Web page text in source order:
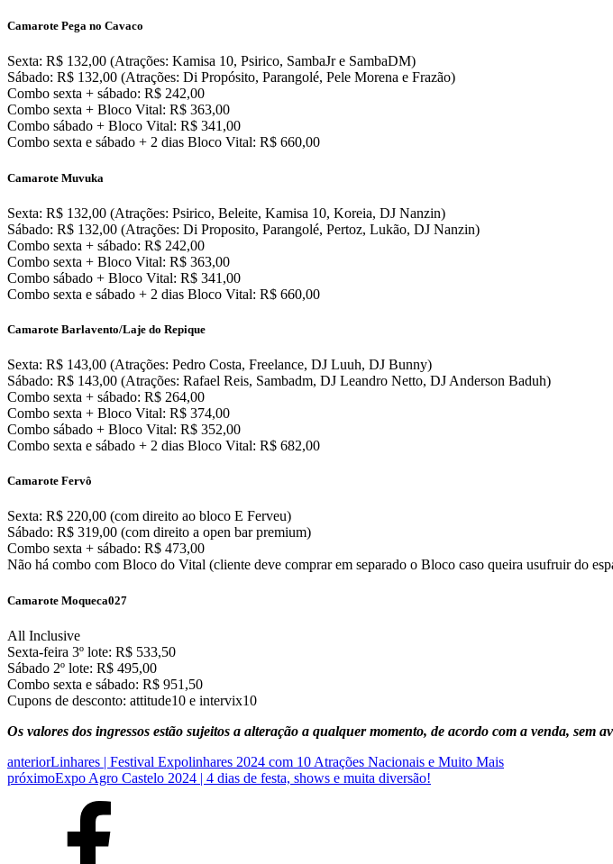
Camarote Pega no Cavaco
Sexta: R$ 132,00 (Atrações: Kamisa 10, Psirico, SambaJr e SambaDM)
Sábado: R$ 132,00 (Atrações: Di Propósito, Parangolé, Pele Morena e Frazão)
Combo sexta + sábado: R$ 242,00
Combo sexta + Bloco Vital: R$ 363,00
Combo sábado + Bloco Vital: R$ 341,00
Combo sexta e sábado + 2 dias Bloco Vital: R$ 660,00
Camarote Muvuka
Sexta: R$ 132,00 (Atrações: Psirico, Beleite, Kamisa 10, Koreia, DJ Nanzin)
Sábado: R$ 132,00 (Atrações: Di Proposito, Parangolé, Pertoz, Lukão, DJ Nanzin)
Combo sexta + sábado: R$ 242,00
Combo sexta + Bloco Vital: R$ 363,00
Combo sábado + Bloco Vital: R$ 341,00
Combo sexta e sábado + 2 dias Bloco Vital: R$ 660,00
Camarote Barlavento/Laje do Repique
Sexta: R$ 143,00 (Atrações: Pedro Costa, Freelance, DJ Luuh, DJ Bunny)
Sábado: R$ 143,00 (Atrações: Rafael Reis, Sambadm, DJ Leandro Netto, DJ Anderson Baduh)
Combo sexta + sábado: R$ 264,00
Combo sexta + Bloco Vital: R$ 374,00
Combo sábado + Bloco Vital: R$ 352,00
Combo sexta e sábado + 2 dias Bloco Vital: R$ 682,00
Camarote Fervô
Sexta: R$ 220,00 (com direito ao bloco E Ferveu)
Sábado: R$ 319,00 (com direito a open bar premium)
Combo sexta + sábado: R$ 473,00
Não há combo com Bloco do Vital (cliente deve comprar em separado o Bloco caso queira usufruir do
Camarote Moqueca027
All Inclusive
Sexta-feira 3º lote: R$ 533,50
Sábado 2º lote: R$ 495,00
Combo sexta e sábado: R$ 951,50
Cupons de desconto: attitude10 e intervix10
Os valores dos ingressos estão sujeitos a alteração a qualquer momento, de acordo com a venda, sem
anteriorLinhares | Festival Expolinhares 2024 com 10 Atrações Nacionais e Muito Mais
próximoExpo Agro Castelo 2024 | 4 dias de festa, shows e muita diversão!